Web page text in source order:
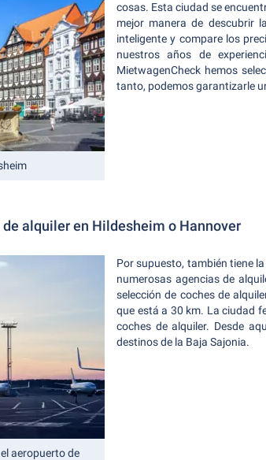
cosas. Esta ciudad se
mejor manera de descubrir
inteligente y compare los
nuestros años de
MietwagenCheck hemos
tanto, podemos garantizarle
de alquiler en Hildesheim o Hannover
aeropuerto de
Por supuesto, también tiene
numerosas agencias de
selección de coches de
que está a 30 km. La ciudad
coches de alquiler. Desde
destinos de la Baja Sajonia.